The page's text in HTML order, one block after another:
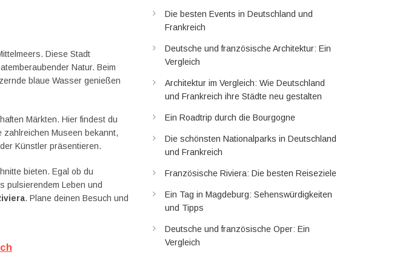
Diese Stadt
Natur. Beim
blaue Wasser genießen
Märkten. Hier findest du
zahlreichen Museen bekannt,
Künstler präsentieren.
bieten. Egal ob du
pulsierendem Leben und
. Plane deinen Besuch und
Die besten Events in Deutschland und
Frankreich
Deutsche und französische Architektur: Ein
Vergleich
Architektur im Vergleich: Wie Deutschland
und Frankreich ihre Städte neu gestalten
Ein Roadtrip durch die Bourgogne
Die schönsten Nationalparks in Deutschland
und Frankreich
Französische Riviera: Die besten Reiseziele
Ein Tag in Magdeburg: Sehenswürdigkeiten
und Tipps
Deutsche und französische Oper: Ein
Vergleich